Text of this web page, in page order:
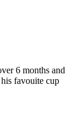
6 months and
favouite cup